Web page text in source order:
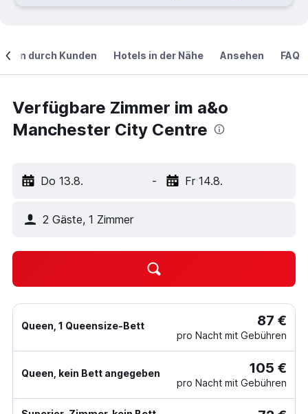
durch Kunden Hotels in der Nähe Ansehen FAQ
Verfügbare Zimmer im a&o
Manchester City Centre
Do 13.8. - Fr 14.8.
2 Gäste, 1 Zimmer
Queen, 1 Queensize-Bett 87 €
pro Nacht mit Gebühren
Queen, kein Bett angegeben 105 €
pro Nacht mit Gebühren